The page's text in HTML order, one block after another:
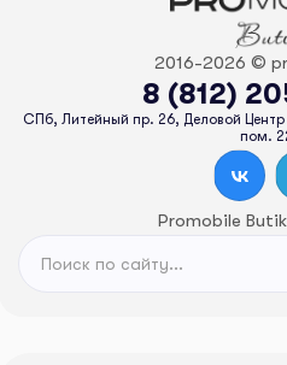
2016-2026 ©
8 (812)
СПб, Литейный пр. 26, Деловой
пом.
Promobile